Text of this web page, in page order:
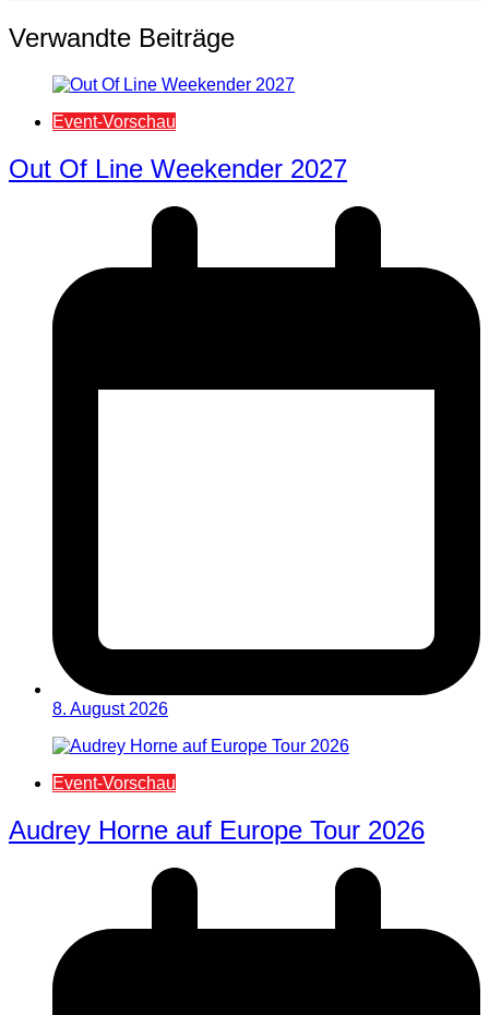
Verwandte Beiträge
Event-Vorschau
Out Of Line Weekender 2027
8. August 2026
Event-Vorschau
Audrey Horne auf Europe Tour 2026